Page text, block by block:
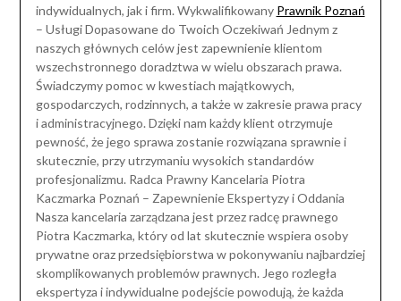
indywidualnych, jak i firm. Wykwalifikowany Prawnik Poznań
– Usługi Dopasowane do Twoich Oczekiwań Jednym z
naszych głównych celów jest zapewnienie klientom
wszechstronnego doradztwa w wielu obszarach prawa.
Świadczymy pomoc w kwestiach majątkowych,
gospodarczych, rodzinnych, a także w zakresie prawa pracy
i administracyjnego. Dzięki nam każdy klient otrzymuje
pewność, że jego sprawa zostanie rozwiązana sprawnie i
skutecznie, przy utrzymaniu wysokich standardów
profesjonalizmu. Radca Prawny Kancelaria Piotra
Kaczmarka Poznań – Zapewnienie Ekspertyzy i Oddania
Nasza kancelaria zarządzana jest przez radcę prawnego
Piotra Kaczmarka, który od lat skutecznie wspiera osoby
prywatne oraz przedsiębiorstwa w pokonywaniu najbardziej
skomplikowanych problemów prawnych. Jego rozległa
ekspertyza i indywidualne podejście powodują, że każda